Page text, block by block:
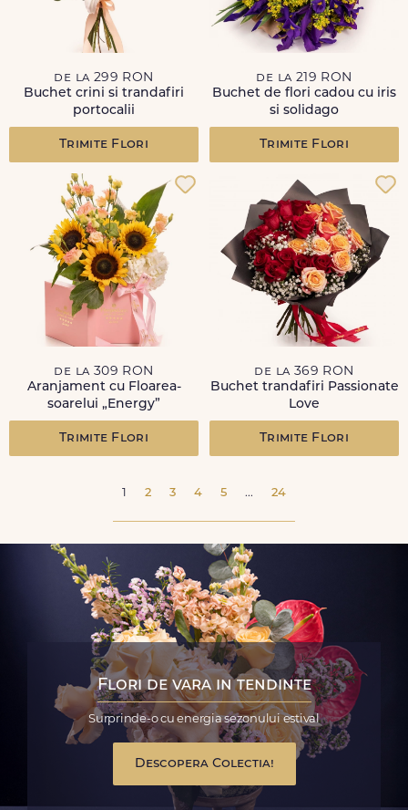
de la 299 RON
Buchet crini si trandafiri
portocalii
Trimite Flori
de la 219 RON
Buchet de flori cadou cu iris
si solidago
Trimite Flori
de la 309 RON
Aranjament cu Floarea-
soarelui „Energy”
Trimite Flori
de la 369 RON
Buchet trandafiri Passionate
Love
Trimite Flori
1 2 3 4 5 ... 24
Flori de vara in tendinte
Surprinde-o cu energia sezonului estival
Descopera Colectia!